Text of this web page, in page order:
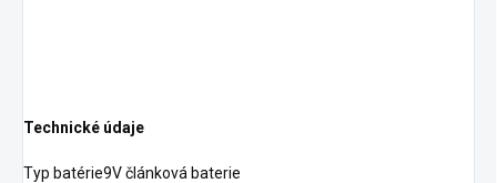
Technické údaje
Typ batérie9V článková baterie